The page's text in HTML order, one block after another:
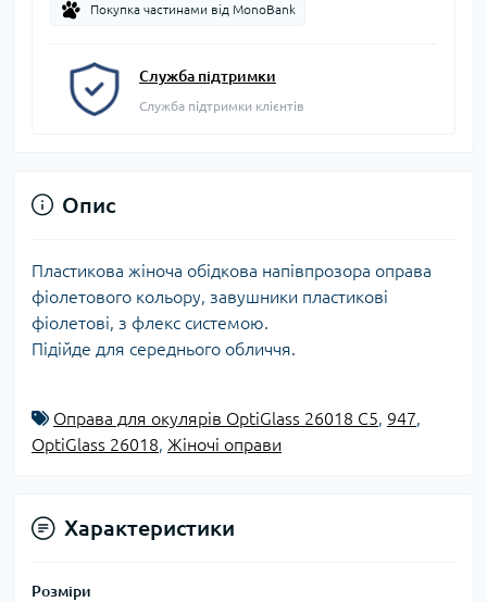
Покупка частинами від MonoBank
Служба підтримки
Служба підтримки клієнтів
Опис
Пластикова жіноча обідкова напівпрозора оправа
фіолетового кольору, завушники пластикові
фіолетові, з флекс системою.
Підійде для середнього обличчя.
Оправа для окулярів OptiGlass 26018 C5 947
OptiGlass 26018 Жіночі оправи
Характеристики
Розміри